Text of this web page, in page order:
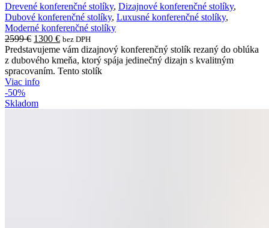
Drevené konferenčné stolíky, Dizajnové konferenčné stolíky,
Dubové konferenčné stolíky, Luxusné konferenčné stolíky,
Moderné konferenčné stolíky
2599€ Original
price
was:
2599 €.
1300 €Current
price
is:
1300 €.
bez DPH
Predstavujeme vám dizajnový konferenčný stolík rezaný do oblúka
z dubového kmeňa, ktorý spája jedinečný dizajn s kvalitným
spracovaním. Tento stolík
Viac info
-50%
Skladom